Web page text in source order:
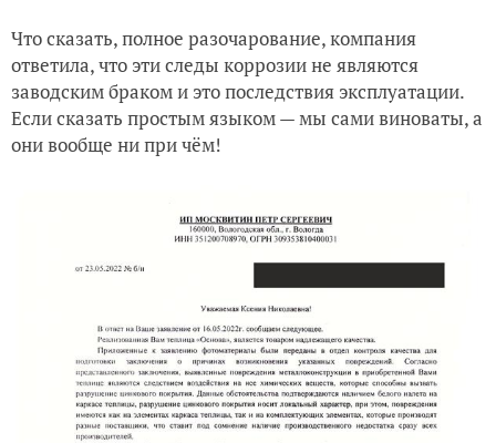
Что сказать, полное разочарование, компания
ответила, что эти следы коррозии не являются
заводским браком и это последствия эксплуатации.
Если сказать простым языком — мы сами виноваты, а
они вообще ни при чём!